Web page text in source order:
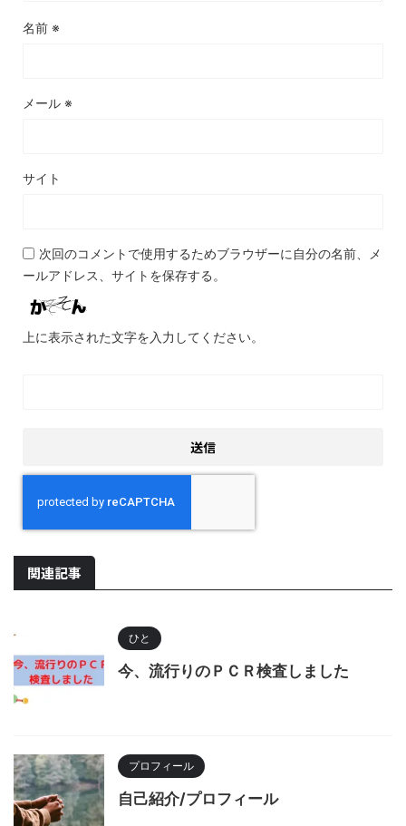
名前 ※
メール ※
サイト
次回のコメントで使用するためブラウザーに自分の名前、メ
ールアドレス、サイトを保存する。
上に表示された文字を入力してください。
関連記事
ひと
今、流行りのＰＣＲ検査しました
プロフィール
自己紹介/プロフィール